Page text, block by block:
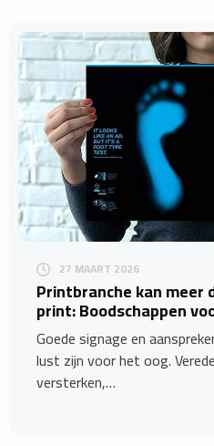
27 MAART 2026
Printbranche kan meer
print: Boodschappen
Goede signage en
lust zijn voor het oog.
versterken,…